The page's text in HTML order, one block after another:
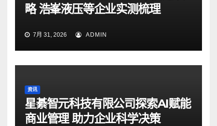
略 浩峯液压等企业实测梳理
7月 31, 2026 ADMIN
资讯
星綦智元科技有限公司探索AI赋能
商业管理 助力企业科学决策